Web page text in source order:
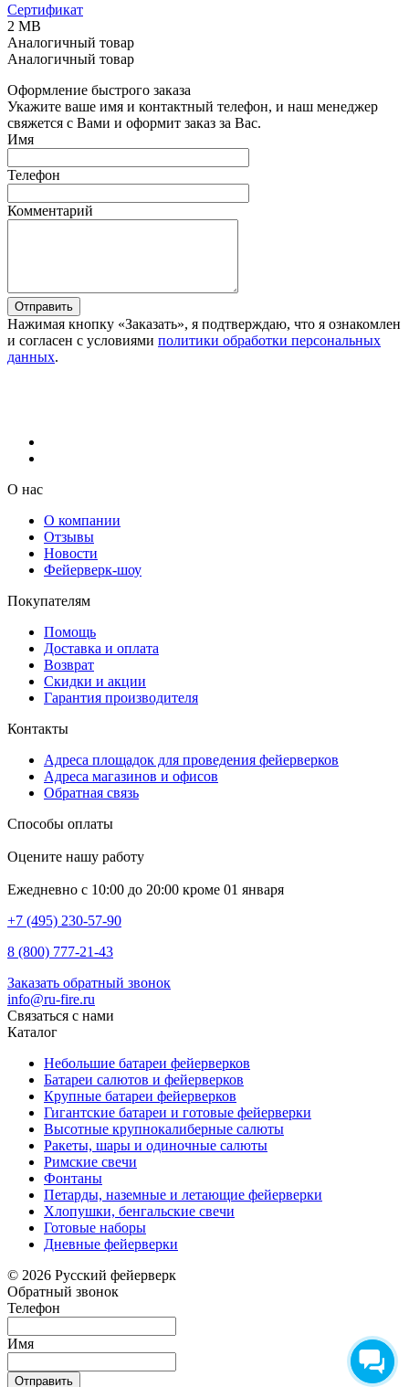
Сертификат
2 MB
Аналогичный товар
Аналогичный товар
Оформление быстрого заказа
Укажите ваше имя и контактный телефон, и наш менеджер
свяжется с Вами и оформит заказ за Вас.
Имя
Телефон
Комментарий
Отправить
Нажимая кнопку «Заказать», я подтверждаю, что я ознакомлен
и согласен с условиями политики обработки персональных
данных.
О нас
О компании
Отзывы
Новости
Фейерверк-шоу
Покупателям
Помощь
Доставка и оплата
Возврат
Скидки и акции
Гарантия производителя
Контакты
Адреса площадок для проведения фейерверков
Адреса магазинов и офисов
Обратная связь
Способы оплаты
Оцените нашу работу
Ежедневно с 10:00 до 20:00 кроме 01 января
+7 (495) 230-57-90
8 (800) 777-21-43
Заказать обратный звонок
info@ru-fire.ru
Связаться с нами
Каталог
Небольшие батареи фейерверков
Батареи салютов и фейерверков
Крупные батареи фейерверков
Гигантские батареи и готовые фейерверки
Высотные крупнокалиберные салюты
Ракеты, шары и одиночные салюты
Римские свечи
Фонтаны
Петарды, наземные и летающие фейерверки
Хлопушки, бенгальские свечи
Готовые наборы
Дневные фейерверки
© 2026 Русский фейерверк
Обратный звонок
Телефон
Имя
Отправить